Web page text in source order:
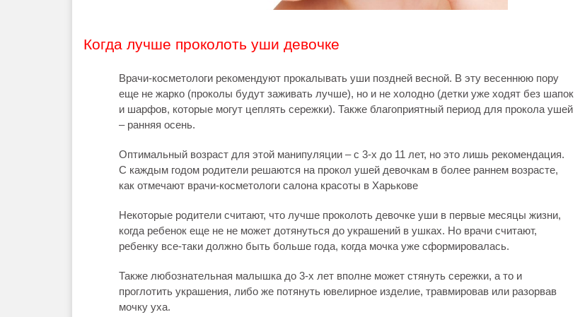
Когда лучше проколоть уши девочке
Врачи-косметологи рекомендуют прокалывать уши поздней весной. В эту весеннюю пору
еще не жарко (проколы будут заживать лучше), но и не холодно (детки уже ходят без шапок
и шарфов, которые могут цеплять сережки). Также благоприятный период для прокола ушей
– ранняя осень.
Оптимальный возраст для этой манипуляции – с 3-х до 11 лет, но это лишь рекомендация.
С каждым годом родители решаются на прокол ушей девочкам в более раннем возрасте,
как отмечают врачи-косметологи салона красоты в Харькове
Некоторые родители считают, что лучше проколоть девочке уши в первые месяцы жизни,
когда ребенок еще не не может дотянуться до украшений в ушках. Но врачи считают,
ребенку все‑таки должно быть больше года, когда мочка уже сформировалась.
Также любознательная малышка до 3-х лет вполне может стянуть сережки, а то и
проглотить украшения, либо же потянуть ювелирное изделие, травмировав или разорвав
мочку уха.